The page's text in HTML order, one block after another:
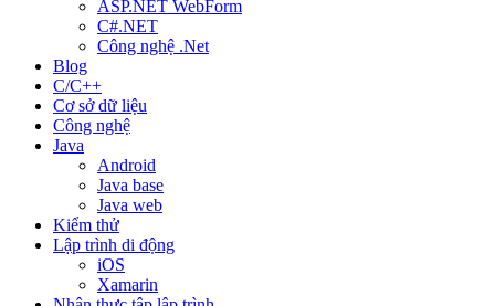
ASP.NET WebForm
C#.NET
Công nghệ .Net
Blog
C/C++
Cơ sở dữ liệu
Công nghệ
Java
Android
Java base
Java web
Kiểm thử
Lập trình di động
iOS
Xamarin